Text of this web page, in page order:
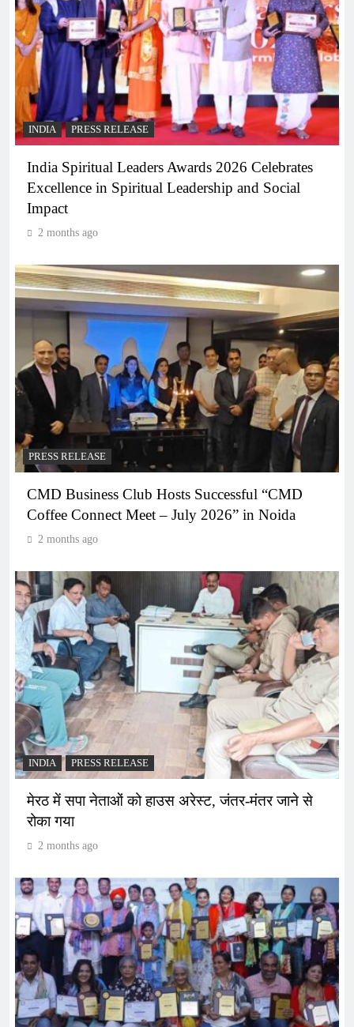
INDIA PRESS RELEASE
India Spiritual Leaders Awards 2026 Celebrates
Excellence in Spiritual Leadership and Social
Impact
2 months ago
PRESS RELEASE
CMD Business Club Hosts Successful “CMD
Coffee Connect Meet – July 2026” in Noida
2 months ago
INDIA PRESS RELEASE
मेरठ में सपा नेताओं को हाउस अरेस्ट, जंतर-मंतर जाने से
रोका गया
2 months ago